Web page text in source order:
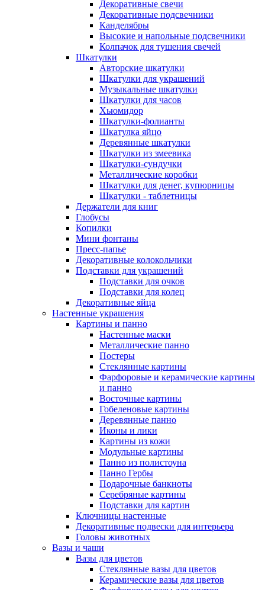
Декоративные свечи
Декоративные подсвечники
Канделябры
Высокие и напольные подсвечники
Колпачок для тушения свечей
Шкатулки
Авторские шкатулки
Шкатулки для украшений
Музыкальные шкатулки
Шкатулки для часов
Хьюмидор
Шкатулки-фолианты
Шкатулка яйцо
Деревянные шкатулки
Шкатулки из змеевика
Шкатулки-сундучки
Металлические коробки
Шкатулки для денег, купюрницы
Шкатулки - таблетницы
Держатели для книг
Глобусы
Копилки
Мини фонтаны
Пресс-папье
Декоративные колокольчики
Подставки для украшений
Подставки для очков
Подставки для колец
Декоративные яйца
Настенные украшения
Картины и панно
Настенные маски
Металлические панно
Постеры
Стеклянные картины
Фарфоровые и керамические картины
и панно
Восточные картины
Гобеленовые картины
Деревянные панно
Иконы и лики
Картины из кожи
Модульные картины
Панно из полистоуна
Панно Гербы
Подарочные банкноты
Серебряные картины
Подставки для картин
Ключницы настенные
Декоративные подвески для интерьера
Головы животных
Вазы и чаши
Вазы для цветов
Стеклянные вазы для цветов
Керамические вазы для цветов